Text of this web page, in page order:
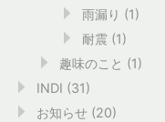
雨漏り (1)
耐震 (1)
趣味のこと (1)
INDI (31)
お知らせ (20)